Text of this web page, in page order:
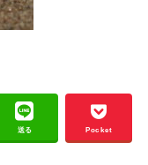
送る Pocket